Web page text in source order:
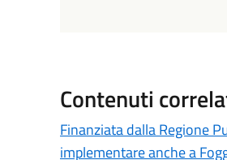
Contenuti
Finanziata dalla Regione
implementare anche a